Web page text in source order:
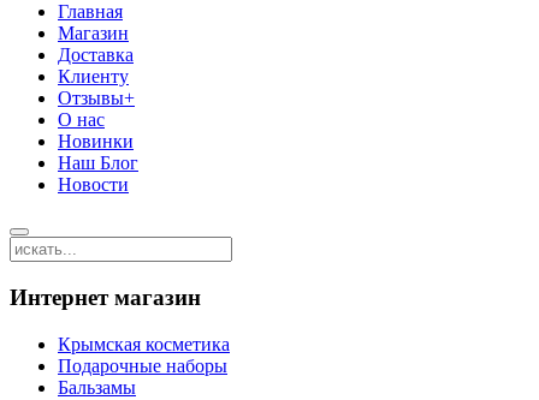
Главная
Магазин
Доставка
Клиенту
Отзывы+
О нас
Новинки
Наш Блог
Новости
Интернет магазин
Крымская косметика
Подарочные наборы
Бальзамы